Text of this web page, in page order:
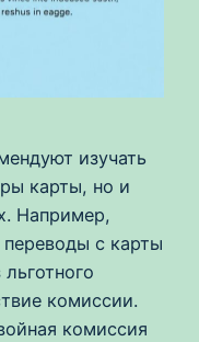
изучать
карты, но и
Например,
с карты
комиссии.
комиссия